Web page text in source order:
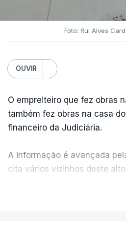
Foto: Rui Alves
OUVIR
O empreiteiro que fez obras
também fez obras na casa
financeiro da Judiciária.
A informação é avançada
cita vários vizinhos deste